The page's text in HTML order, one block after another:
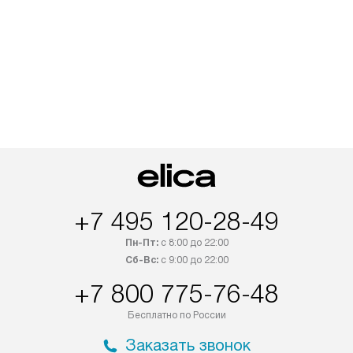
+7 495 120-28-49
Пн-Пт:с 8:00 до 22:00
Сб-Вс:с 9:00 до 22:00
+7 800 775-76-48
Бесплатно по России
Заказать звонок